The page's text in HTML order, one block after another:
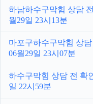
하남하수구막힘 상담
월29일 23시13분
마포구하수구막힘 상
06월29일 23시07분
하수구막힘 상담 전 확
일 22시59분